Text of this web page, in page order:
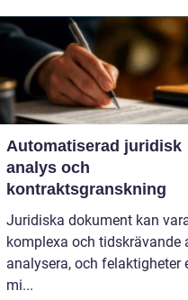
Automatiserad juridisk
analys och
kontraktsgranskning
Juridiska dokument kan
komplexa och tidskrävande
analysera, och felaktigheter
mi...